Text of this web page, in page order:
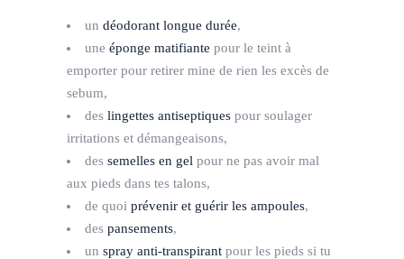
un déodorant longue durée,
une éponge matifiante pour le teint à
emporter pour retirer mine de rien les excès de
sebum,
des lingettes anti­septiques pour soulager
irritations et démangeaisons,
des semelles en gel pour ne pas avoir mal
aux pieds dans tes talons,
de quoi prévenir et guérir les ampoules,
des pansements,
un spray anti-­transpirant pour les pieds si tu